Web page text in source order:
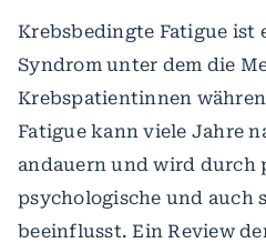
Krebsbedingte Fatigue ist
Syndrom unter dem die
Krebspatientinnen
Fatigue kann viele Jahre
andauern und wird durch
psychologische und auch
beeinflusst. Ein Review